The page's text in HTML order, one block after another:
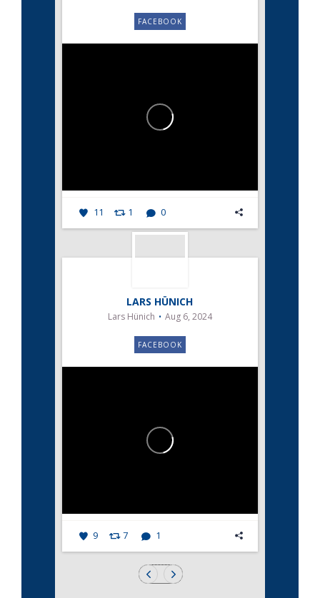
FACEBOOK
11 1 0
LARS HÜNICH
Lars Hünich Aug 6, 2024
FACEBOOK
9 7 1